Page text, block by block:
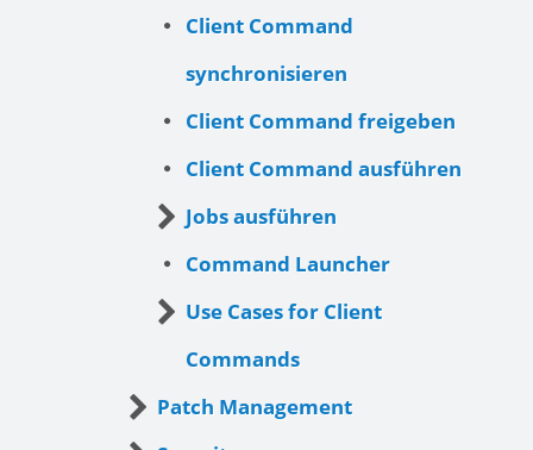
Client Command
synchronisieren
Client Command freigeben
Client Command ausführen
Jobs ausführen
Command Launcher
Use Cases for Client
Commands
Patch Management